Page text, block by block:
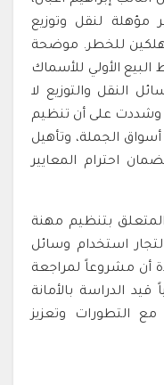
مؤهلة لنقل وتوزيع
للخطر. موضحة
البيع الأولي للأسماك
النقل والتوزيع لا
وشددت على أن تنظيم
الجملة، وتأهيل
احترام المعايير
بتنظيم مهنة
استخدام وسائل
أن مشروعاً لمراجعة
الدراسة بالأمانة
التطورات وتعزيز